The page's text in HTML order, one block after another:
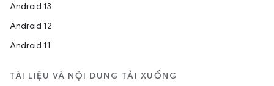
Android 13
Android 12
Android 11
TÀI LIỆU VÀ NỘI DUNG TẢI XUỐNG